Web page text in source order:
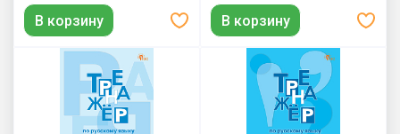
В корзину
тетрадь
В корзину